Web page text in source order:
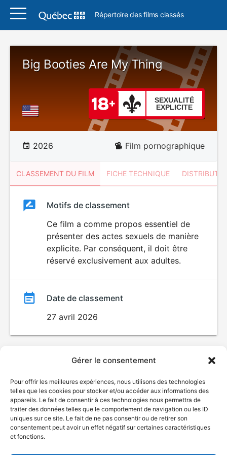
Gérer le consentement
Pour offrir les meilleures expériences, nous utilisons des technologies
telles que les cookies pour stocker et/ou accéder aux informations des
appareils. Le fait de consentir à ces technologies nous permettra de
traiter des données telles que le comportement de navigation ou les ID
uniques sur ce site. Le fait de ne pas consentir ou de retirer son
consentement peut avoir un effet négatif sur certaines caractéristiques
et fonctions.
Répertoire des films classés
Big Booties Are My Thing
SEXUALITÉ
EXPLICITE
2026 Film pornographique
CLASSEMENT DU FILM FICHE TECHNIQUE
ClassementClassement
SEXUALITÉ
EXPLICITE
Motifs de classement
Ce film a comme propos essentiel de
présenter des actes sexuels de manière
explicite. Par conséquent, il doit être
réservé exclusivement aux adultes.
Date de classement
27 avril 2026